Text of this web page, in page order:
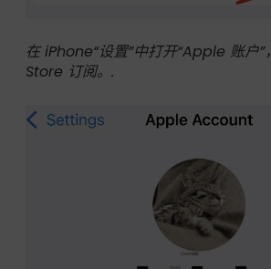
在 iPhone“设置”中打开“Apple 账户
Store 订阅。.